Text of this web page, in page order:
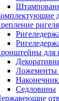
для
Ложементы
Седловины